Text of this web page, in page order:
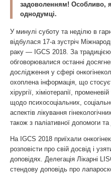
задоволенням! Особливо,
однодумці.
У минулі суботу та неділю в
відбулася 17-а зустріч
раку — IGCS 2018. За традицією
обговорювалися останні
дослідження у сфері
охоплена інформація, що
хірургії, хіміотерапії,
щодо психосоціальних,
аспектів лікування
також з паліативної допомоги
На IGCS 2018 приїхали
розповісти про свій досвід і
доповідях. Делегація Лікарні
стендову доповідь про